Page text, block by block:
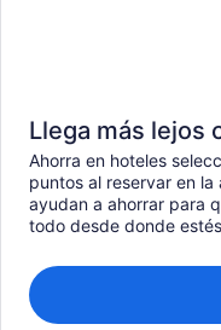
Llega más lejos
Ahorra en hoteles
puntos al reservar en
ayudan a ahorrar para
todo desde donde